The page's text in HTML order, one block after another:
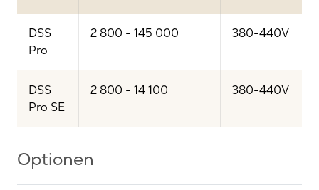
DSS
Pro
2 800 - 145 000 380-440V
DSS
Pro SE
2 800 - 14 100 380-440V
Optionen